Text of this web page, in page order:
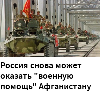
Россия снова может
оказать "военную
помощь" Афганистану